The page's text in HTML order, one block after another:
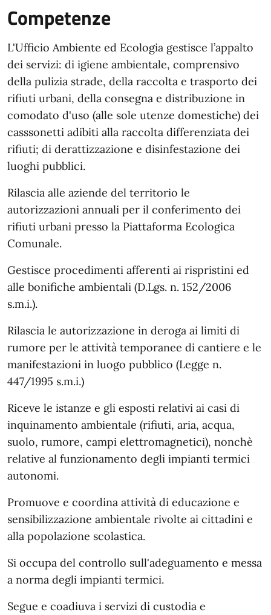
Competenze
L'Ufficio Ambiente ed Ecologia gestisce l’appalto
dei servizi: di igiene ambientale, comprensivo
della pulizia strade, della raccolta e trasporto dei
rifiuti urbani, della consegna e distribuzione in
comodato d'uso (alle sole utenze domestiche) dei
casssonetti adibiti alla raccolta differenziata dei
rifiuti; di derattizzazione e disinfestazione dei
luoghi pubblici.
Rilascia alle aziende del territorio le
autorizzazioni annuali per il conferimento dei
rifiuti urbani presso la Piattaforma Ecologica
Comunale.
Gestisce procedimenti afferenti ai rispristini ed
alle bonifiche ambientali (D.Lgs. n. 152/2006
s.m.i.).
Rilascia le autorizzazione in deroga ai limiti di
rumore per le attività temporanee di cantiere e le
manifestazioni in luogo pubblico (Legge n.
447/1995 s.m.i.)
Riceve le istanze e gli esposti relativi ai casi di
inquinamento ambientale (rifiuti, aria, acqua,
suolo, rumore, campi elettromagnetici), nonchè
relative al funzionamento degli impianti termici
autonomi.
Promuove e coordina attività di educazione e
sensibilizzazione ambientale rivolte ai cittadini e
alla popolazione scolastica.
Si occupa del controllo sull'adeguamento e messa
a norma degli impianti termici.
Segue e coadiuva i servizi di custodia e